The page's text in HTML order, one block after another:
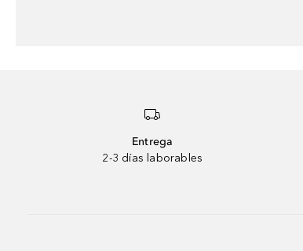
Entrega
2-3 días laborables